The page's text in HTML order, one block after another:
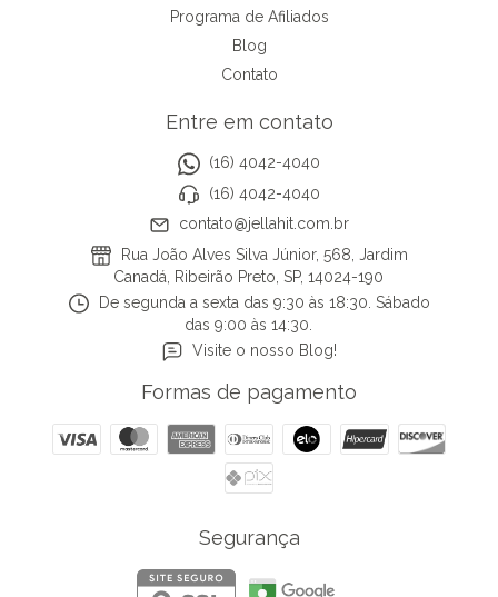
Programa de Afiliados
Blog
Contato
Entre em contato
(16) 4042-4040
(16) 4042-4040
contato@jellahit.com.br
Rua João Alves Silva Júnior, 568, Jardim
Canadá, Ribeirão Preto, SP, 14024-190
De segunda a sexta das 9:30 às 18:30. Sábado
das 9:00 às 14:30.
Visite o nosso Blog!
Formas de pagamento
Segurança